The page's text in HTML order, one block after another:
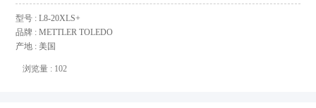
型号 : L8-20XLS+
品牌 : METTLER TOLEDO
产地 : 美国
浏览量 : 102